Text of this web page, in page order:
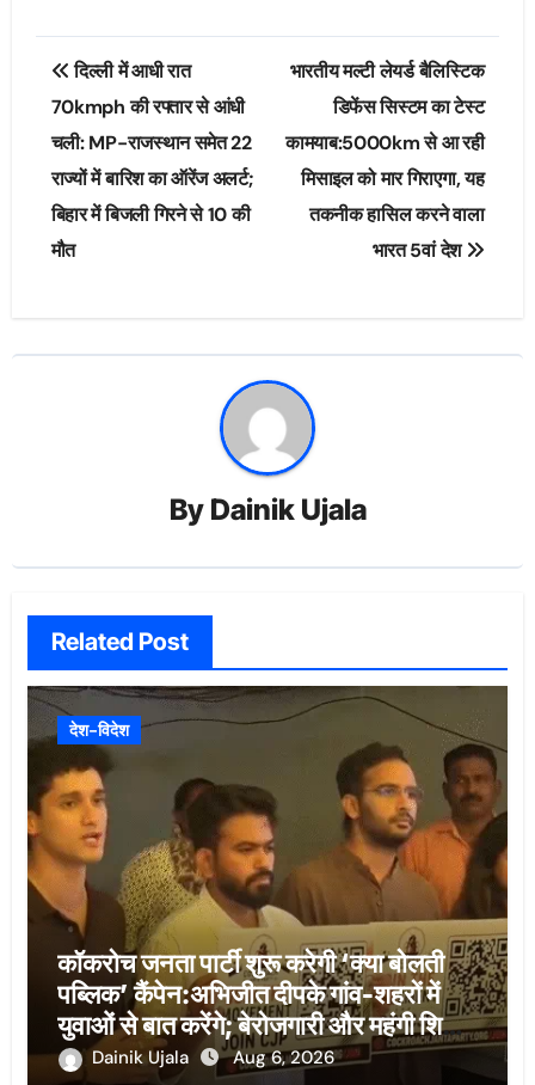
Post
navigation
दिल्ली में आधी रात
70kmph की रफ्तार से आंधी
चली: MP-राजस्थान समेत 22
राज्यों में बारिश का ऑरेंज अलर्ट;
बिहार में बिजली गिरने से 10 की
मौत
भारतीय मल्टी लेयर्ड बैलिस्टिक
डिफेंस सिस्टम का टेस्ट
कामयाब:5000km से आ रही
मिसाइल को मार गिराएगा, यह
तकनीक हासिल करने वाला
भारत 5वां देश
By Dainik Ujala
Related Post
देश-विदेश
कॉकरोच जनता पार्टी शुरू करेगी ‘क्या बोलती
पब्लिक’ कैंपेन:अभिजीत दीपके गांव-शहरों में
युवाओं से बात करेंगे; बेरोजगारी और महंगी शिक्षा
होगी मुद्दाDainik Ujala Aug 6, 2026